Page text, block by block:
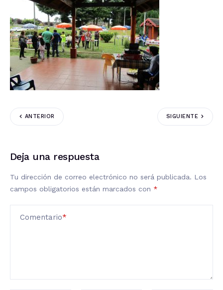
ANTERIOR SIGUIENTE
Deja una respuesta
Tu dirección de correo electrónico no será publicada. Los
campos obligatorios están marcados con *
Comentario*